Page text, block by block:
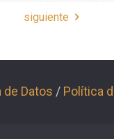
siguiente
de Datos / Política